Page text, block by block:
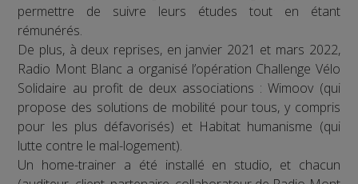
permettre de suivre leurs études tout en étant
rémunérés.
De plus, à deux reprises, en janvier 2021 et mars 2022,
Radio Mont Blanc a organisé l’opération Challenge Vélo
Solidaire au profit de deux associations : Wimoov (qui
propose des solutions de mobilité pour tous, y compris
pour les plus défavorisés) et Habitat humanisme (qui
lutte contre le mal-logement).
Un home-trainer a été installé en studio, et chacun